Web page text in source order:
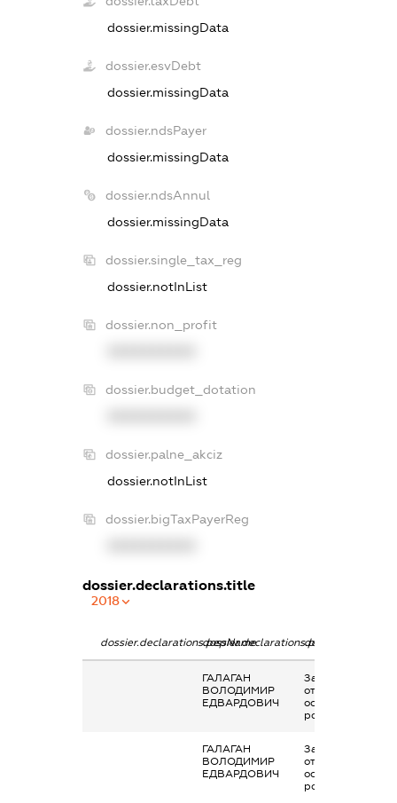
dossier.missingData
dossier.esvDebt
dossier.missingData
dossier.ndsPayer
dossier.missingData
dossier.ndsAnnul
dossier.missingData
dossier.single_tax_reg
dossier.notInList
dossier.non_profit
dossier.budget_dotation
dossier.palne_akciz
dossier.notInList
dossier.bigTaxPayerReg
dossier.declarations.title
2018
dossier.declarations.pepNamedossier.declarations.personName
ГАЛАГАН
ВОЛОДИМИР
ЕДВАРДОВИЧ
Заробітна плата
отримана за
основним місцем
роботи
ГАЛАГАН
ВОЛОДИМИР
ЕДВАРДОВИЧ
Заробітна плата
отримана за
основним місцем
роботи